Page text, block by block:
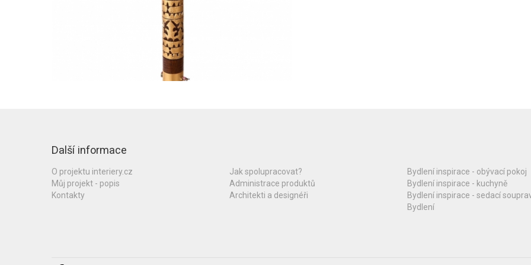
Další informace
O projektu interiery.cz
Můj projekt - popis
Kontakty
Jak spolupracovat?
Administrace produktů
Architekti a designéři
Bydlení inspirace - obývací pokoj
Bydlení inspirace - kuchyně
Bydlení inspirace - sedací
Bydlení